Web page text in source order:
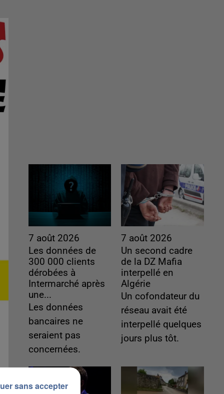
7 août 2026
Les données de
300 000 clients
dérobées à
Intermarché après
une...
Les données
bancaires ne
seraient pas
concernées.
7 août 2026
Un second cadre
de la DZ Mafia
interpellé en
Algérie
Un cofondateur du
réseau avait été
interpellé quelques
jours plus tôt.
sans accepter